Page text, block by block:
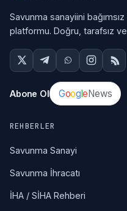
Savunma sanayiini
platformu. Doğru, tarafsız
Abone Ol GoogleNews
REHBERLER
Savunma Sanayi
Savunma İhracatı
İHA / SİHA Rehberi